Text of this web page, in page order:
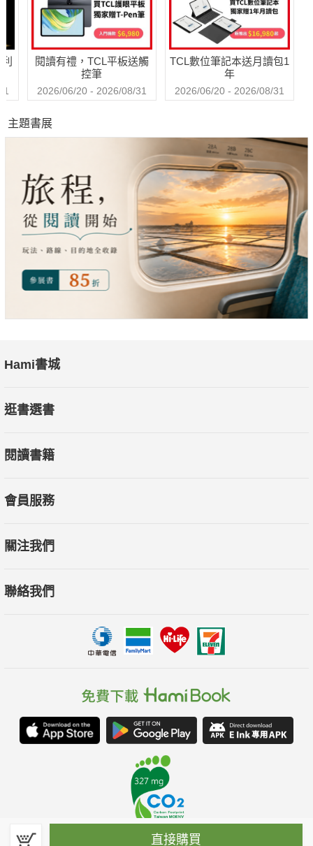
閱讀有禮，TCL平板送觸
控筆
2026/06/20 - 2026/08/31
TCL數位筆記本送月讀包1
年
2026/06/20 - 2026/08/31
直接購買
主題書展
Hami書城
逛書選書
閱讀書籍
會員服務
關注我們
聯絡我們